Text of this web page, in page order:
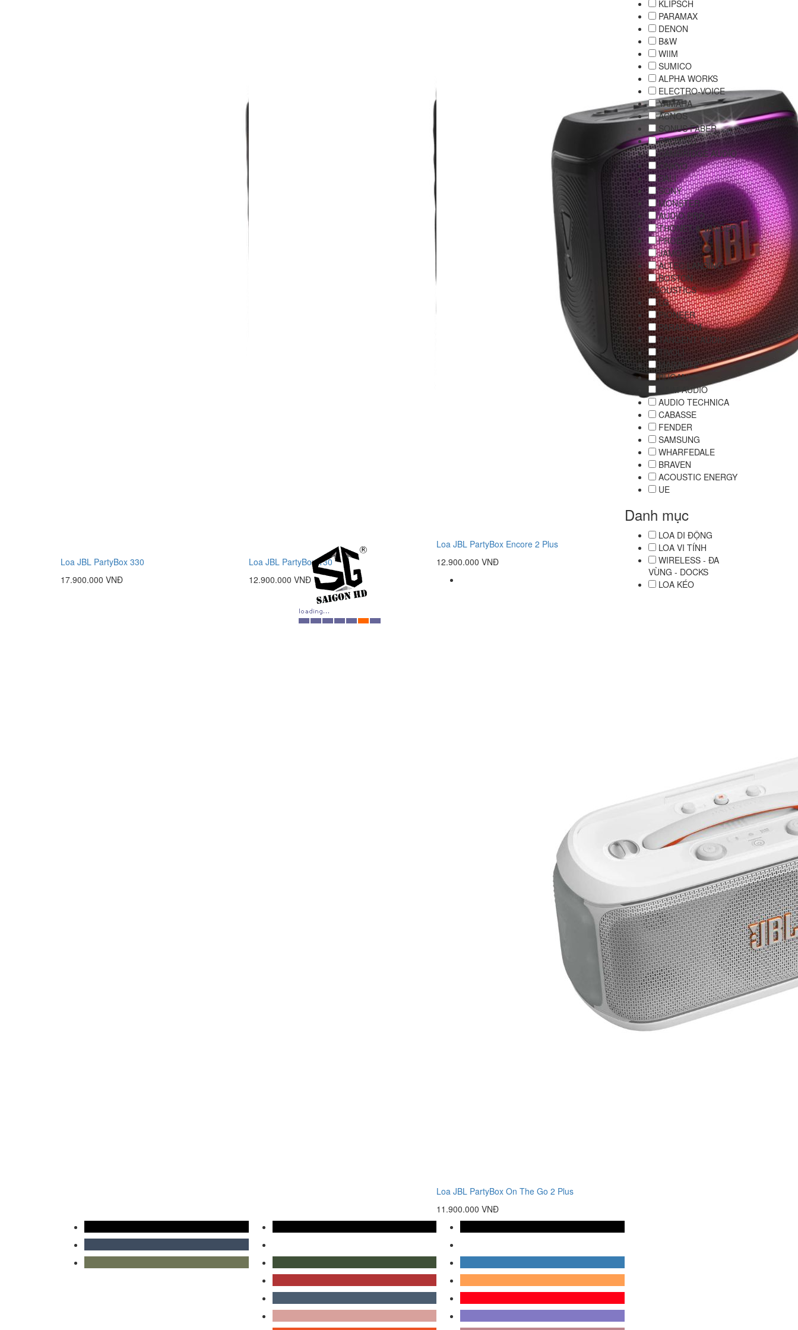
Loa JBL PartyBox 330
17.900.000 VNĐ
Loa JBL PartyBox 130
12.900.000 VNĐ
Loa JBL PartyBox Encore 2 Plus
12.900.000 VNĐ
Loa JBL PartyBox On The Go 2 Plus
11.900.000 VNĐ
KLIPSCH
PARAMAX
DENON
B&W
WIIM
SUMICO
ALPHA WORKS
ELECTRO-VOICE
YAMAHA
ACNOS
SONUS FABER
PROSING
CAMBRIDGE AUDIO
ONKYO
DALI
SONY
MONSTER
AUDIO PRO
THONET & VANDER
PROEL
JAMO
ALTEC LANSING
BOSTON
ACOUSTICS
LG
PIONEER
PARADIGM
TANGENT AUDIO
TIVOLI
MARANTZ
BUGANI
NAIM AUDIO
AUDIO TECHNICA
CABASSE
FENDER
SAMSUNG
WHARFEDALE
BRAVEN
ACOUSTIC ENERGY
UE
Danh mục
LOA DI ĐỘNG
LOA VI TÍNH
WIRELESS - ĐA
VÙNG - DOCKS
LOA KÉO